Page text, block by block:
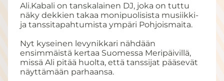
Ali.Kabali on tanskalainen DJ, joka on tuttu
näky dekkien takaa monipuolisista musiikki-
ja tanssitapahtumista ympäri Pohjoismaita.
Nyt kyseinen levynikkari nähdään
ensimmäistä kertaa Suomessa Meripäivillä,
missä Ali pitää huolta, että tanssijat pääsevät
näyttämään parhaansa.